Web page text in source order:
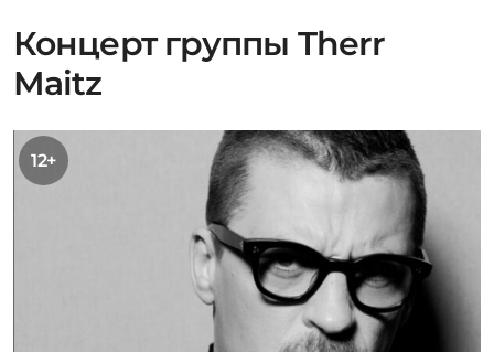
Концерт группы Therr
Maitz
12+